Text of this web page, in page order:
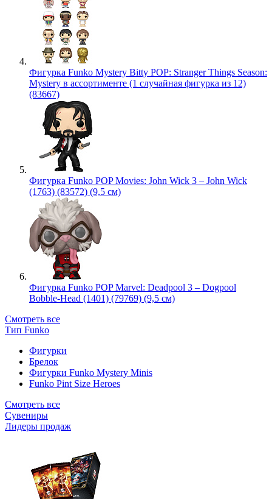
Фигурка Funko Mystery Bitty POP: Stranger Things Season:
Mystery в ассортименте (1 случайная фигурка из 12)
(83667)
Фигурка Funko POP Movies: John Wick 3 – John Wick
(1763) (83572) (9,5 см)
Фигурка Funko POP Marvel: Deadpool 3 – Dogpool
Bobble-Head (1401) (79769) (9,5 см)
Смотреть все
Тип Funko
Фигурки
Брелок
Фигурки Funko Mystery Minis
Funko Pint Size Heroes
Смотреть все
Сувениры
Лидеры продаж